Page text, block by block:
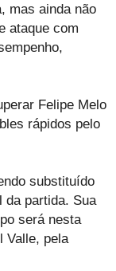
mas ainda não
ataque com
Felipe Melo
rápidos pelo
substituído
da partida. Sua
será nesta
Valle, pela